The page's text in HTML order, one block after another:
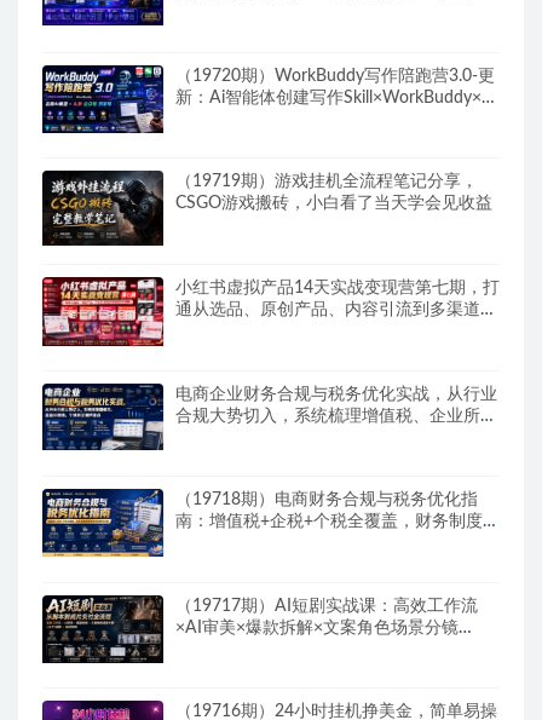
（19720期）WorkBuddy写作陪跑营3.0-更
新：Ai智能体创建写作Skill×WorkBuddy×人
（19719期）游戏挂机全流程笔记分享，
CSGO游戏搬砖，小白看了当天学会见收益
小红书虚拟产品14天实战变现营第七期，打
通从选品、原创产品、内容引流到多渠道成
电商企业财务合规与税务优化实战，从行业
合规大势切入，系统梳理增值税、企业所得
（19718期）电商财务合规与税务优化指
南：增值税+企税+个税全覆盖，财务制度搭
（19717期）AI短剧实战课：高效工作流
×AI审美×爆款拆解×文案角色场景分镜
（19716期）24小时挂机挣美金，简单易操